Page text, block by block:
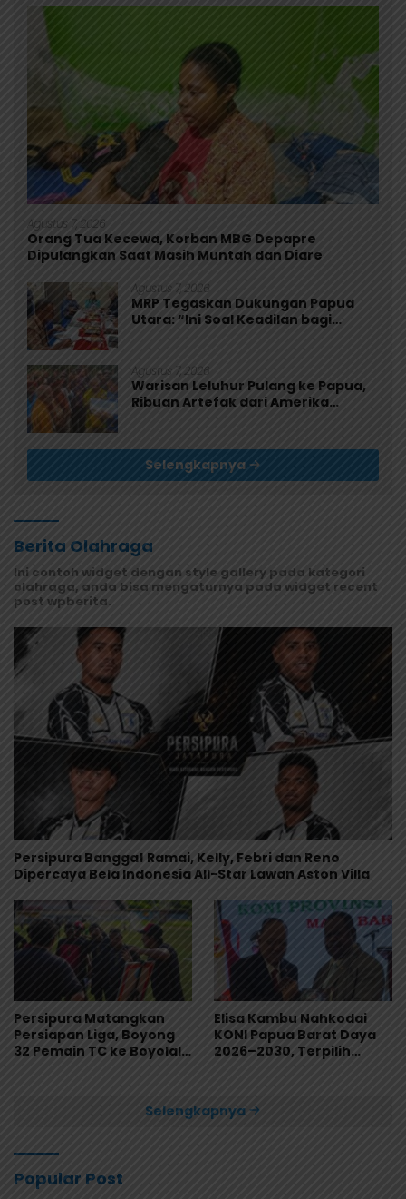
Agustus 7, 2026
Orang Tua Kecewa, Korban MBG Depapre
Dipulangkan Saat Masih Muntah dan Diare
Agustus 7, 2026
MRP Tegaskan Dukungan Papua
Utara: “Ini Soal Keadilan bagi
Agustus 7, 2026
Warisan Leluhur Pulang ke Papua,
Ribuan Artefak dari Amerika
Selengkapnya
Berita Olahraga
Ini contoh widget dengan style gallery pada kategori
olahraga, anda bisa mengaturnya pada widget recent
post wpberita.
Persipura Bangga! Ramai, Kelly, Febri dan Reno
Dipercaya Bela Indonesia All-Star Lawan Aston Villa
Persipura Matangkan
Persiapan Liga, Boyong
32 Pemain TC ke Boyolali
Elisa Kambu Nahkodai
KONI Papua Barat Daya
2026–2030, Terpilih
Selengkapnya
Popular Post